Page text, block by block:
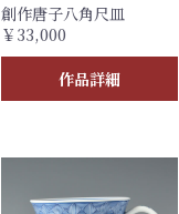
創作唐子八角尺皿
￥33,000
作品詳細